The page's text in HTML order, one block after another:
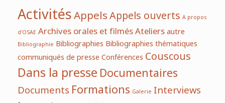
ActivitésAppelsAppels ouverts A propos
d'OSAEArchives orales et filmésAteliersautre
Bibliographie BibliographiesBibliographies thématiques
communiqués de presseConférencesCouscous
Dans la presseDocumentaires
DocumentsFormations Galerie Interviews